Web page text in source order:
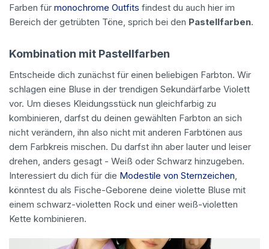
Farben für monochrome Outfits findest du auch hier im
Bereich der getrübten Töne, sprich bei den Pastellfarben.
Kombination mit Pastellfarben
Entscheide dich zunächst für einen beliebigen Farbton. Wir
schlagen eine Bluse in der trendigen Sekundärfarbe Violett
vor. Um dieses Kleidungsstück nun gleichfarbig zu
kombinieren, darfst du deinen gewählten Farbton an sich
nicht verändern, ihn also nicht mit anderen Farbtönen aus
dem Farbkreis mischen. Du darfst ihn aber lauter und leiser
drehen, anders gesagt - Weiß oder Schwarz hinzugeben.
Interessiert du dich für die Modestile von Sternzeichen
könntest du als Fische-Geborene deine violette Bluse mit
einem schwarz-violetten Rock und einer weiß-violetten
Kette kombinieren.